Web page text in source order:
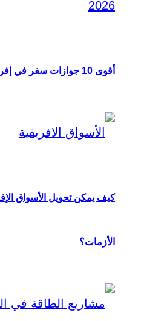
أقوى 10 جوازات سفر في إفريقيا لعام 2026
كيف يمكن تحويل الأسواق
الأزمات؟